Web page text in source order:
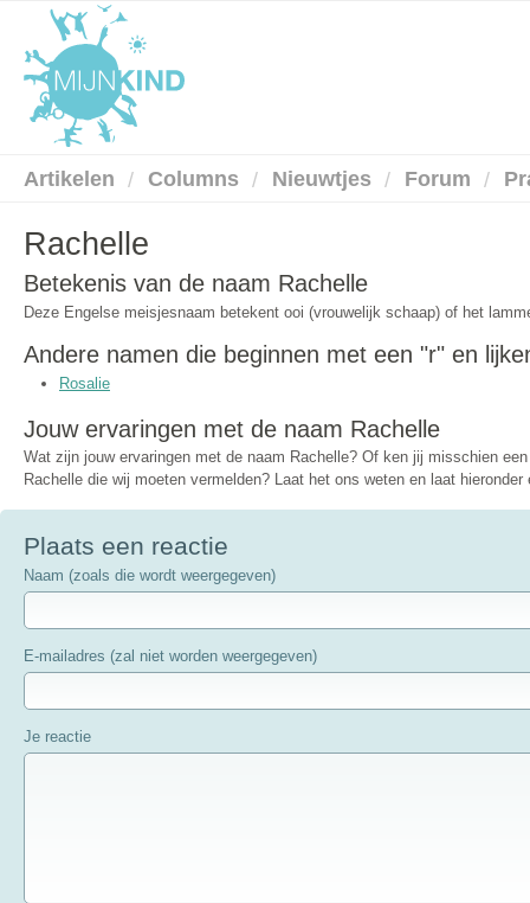
Artikelen Columns Nieuwtjes Forum
Rachelle
Betekenis van de naam Rachelle
Deze Engelse meisjesnaam betekent ooi (vrouwelijk schaap) of het
Andere namen die beginnen met een "r" en
Rosalie
Jouw ervaringen met de naam Rachelle
Wat zijn jouw ervaringen met de naam Rachelle? Of ken jij misschien
Rachelle die wij moeten vermelden? Laat het ons weten en laat hieronder
Plaats een reactie
Naam (zoals die wordt weergegeven)
E-mailadres (zal niet worden weergegeven)
Je reactie